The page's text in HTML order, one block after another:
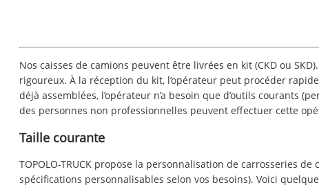
Nos caisses de camions peuvent être livrées en kit (CKD ou
rigoureux. À la réception du kit, l’opérateur peut procéder
déjà assemblées, l’opérateur n’a besoin que d’outils courants
des personnes non professionnelles peuvent effectuer cette
Taille courante
TOPOLO-TRUCK propose la personnalisation de carrosseries
spécifications personnalisables selon vos besoins). Voici